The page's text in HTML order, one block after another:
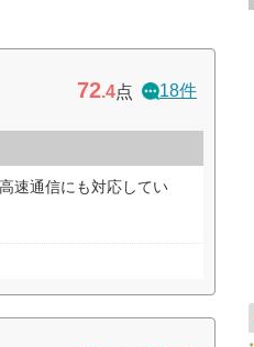
72.4点 18件
速通信にも対応してい